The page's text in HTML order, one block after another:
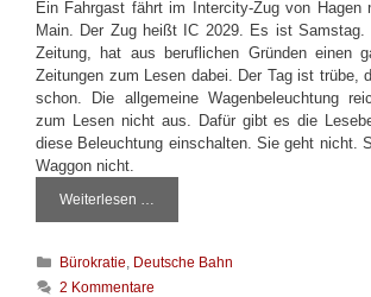
Ein Fahrgast fährt im Intercity-Zug von Hagen
Main. Der Zug heißt IC 2029. Es ist Samstag.
Zeitung, hat aus beruflichen Gründen einen
Zeitungen zum Lesen dabei. Der Tag ist trübe,
schon. Die allgemeine Wagenbeleuchtung
zum Lesen nicht aus. Dafür gibt es die
diese Beleuchtung einschalten. Sie geht nicht.
Waggon nicht.
Weiterlesen …
i
h
K
a
Bürokratie, Deutsche Bahn
2 Kommentare